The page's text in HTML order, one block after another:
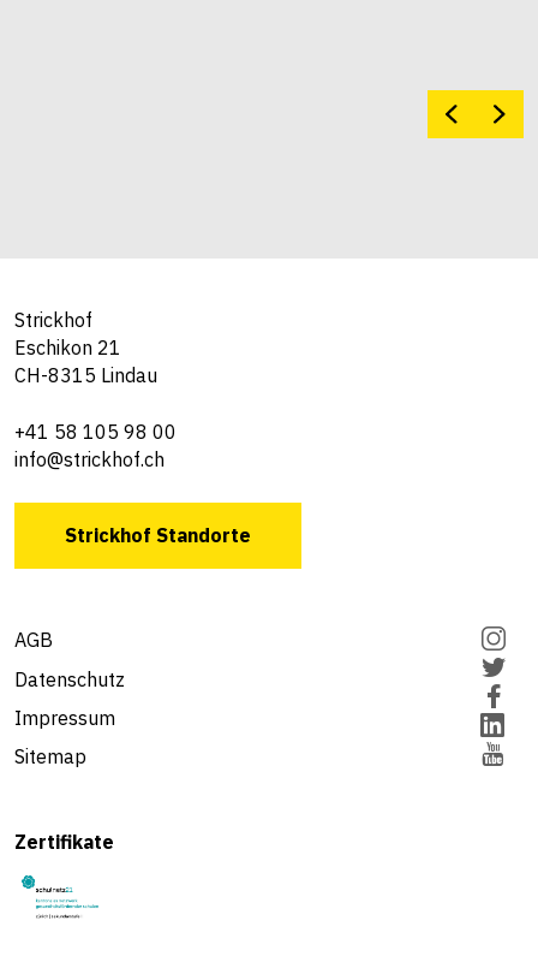
Strickhof
Eschikon 21
CH-8315 Lindau
+41 58 105 98 00
info@strickhof.ch
Strickhof Standorte
AGB
Datenschutz
Impressum
Sitemap
Zertifikate